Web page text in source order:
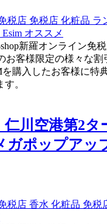
税店 免税店 化粧品 ラ
オススメ
新羅オンライン免税
お客様限定の様々な割
を購入したお客様に特
。
仁川空港第2タ
ガポップアッ
税店 香水 化粧品 免税